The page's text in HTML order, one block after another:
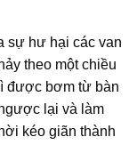
sự hư hại các van
theo một chiều
được bơm từ bàn
lại và làm
kéo giãn thành